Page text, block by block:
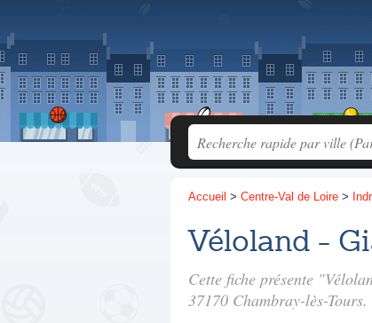
Accueil > Centre-Val de Loire >
Véloland -
Cette fiche présente
37170 Chambray-lès-Tours.